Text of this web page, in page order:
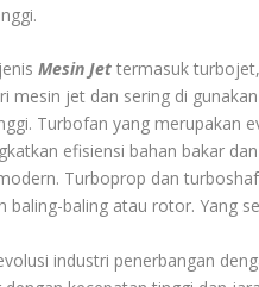
Mesin Jet termasuk
mesin jet dan sering di
Turbofan yang merupakan
efisiensi bahan bakar
Turboprop dan
baling-baling atau rotor. Yang
industri penerbangan